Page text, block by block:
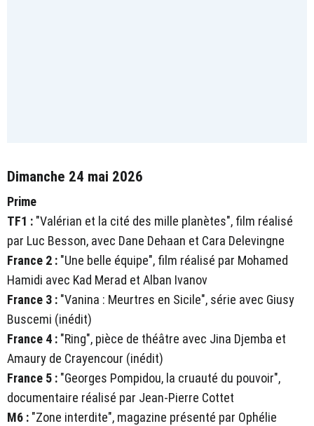
Dimanche 24 mai 2026
Prime
TF1 : "Valérian et la cité des mille planètes", film réalisé
par Luc Besson, avec Dane Dehaan et Cara Delevingne
France 2 : "Une belle équipe", film réalisé par Mohamed
Hamidi avec Kad Merad et Alban Ivanov
France 3 : "Vanina : Meurtres en Sicile", série avec Giusy
Buscemi (inédit)
France 4 : "Ring", pièce de théâtre avec Jina Djemba et
Amaury de Crayencour (inédit)
France 5 : "Georges Pompidou, la cruauté du pouvoir",
documentaire réalisé par Jean-Pierre Cottet
M6 : "Zone interdite", magazine présenté par Ophélie